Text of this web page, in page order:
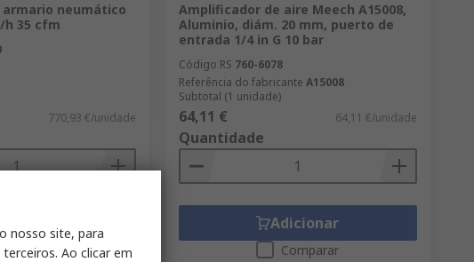
neumático
h 35 cfm
770,93 €/unidade
Comparar
Amplificador de aire Meech A15008,
Aluminio, diám. 20 mm, puerto de
entrada 1/4 in G 10 bar
Código RS 760-6078
Referência do fabricante A15008
Subtotal (1 unidade)
64,11 € 64,11 €/unidade
Quantidade
Adicionar
Comparar
nosso site, para
Ao clicar em